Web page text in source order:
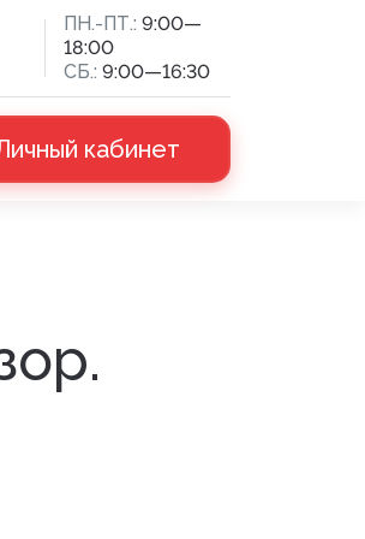
ПН.-ПТ.: 9:00—
18:00
СБ.: 9:00—16:30
кабинет